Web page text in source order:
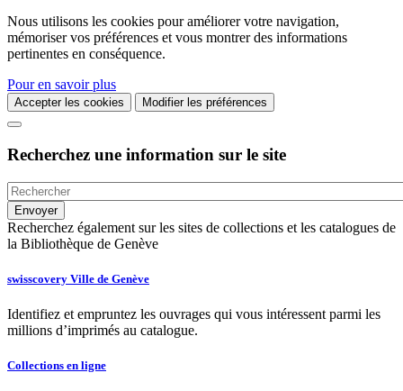
Nous utilisons les cookies pour améliorer votre navigation,
mémoriser vos préférences et vous montrer des informations
pertinentes en conséquence.
Pour en savoir plus
Accepter les cookies Modifier les préférences
Recherchez une information sur le site
Recherchez également sur les sites de collections et les catalogues de
la Bibliothèque de Genève
swisscovery Ville de Genève
Identifiez et empruntez les ouvrages qui vous intéressent parmi les
millions d’imprimés au catalogue.
Collections en ligne